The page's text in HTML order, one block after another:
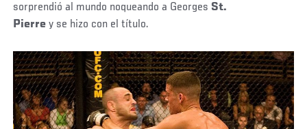
sorprendió al mundo noqueando a Georges St.
Pierre y se hizo con el título.